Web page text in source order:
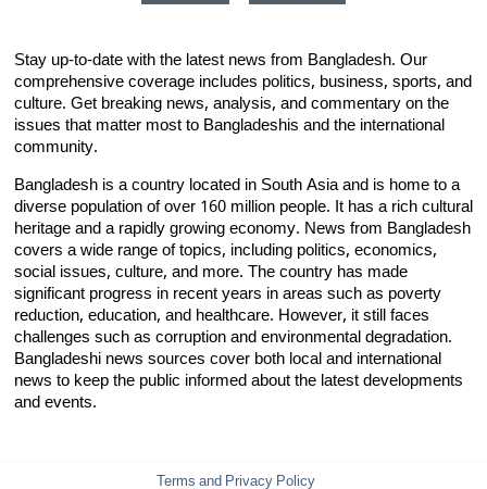
Stay up-to-date with the latest news from Bangladesh. Our
comprehensive coverage includes politics, business, sports, and
culture. Get breaking news, analysis, and commentary on the
issues that matter most to Bangladeshis and the international
community.
Bangladesh is a country located in South Asia and is home to a
diverse population of over 160 million people. It has a rich cultural
heritage and a rapidly growing economy. News from Bangladesh
covers a wide range of topics, including politics, economics,
social issues, culture, and more. The country has made
significant progress in recent years in areas such as poverty
reduction, education, and healthcare. However, it still faces
challenges such as corruption and environmental degradation.
Bangladeshi news sources cover both local and international
news to keep the public informed about the latest developments
and events.
Terms and Privacy Policy